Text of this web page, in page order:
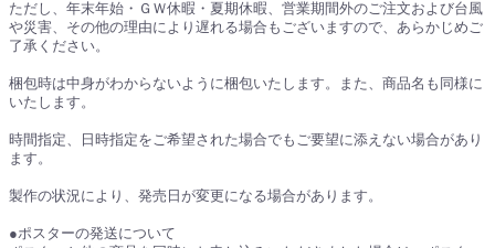
ただし、年末年始・ＧＷ休暇・夏期休暇、営業期間外のご注文および台風
や災害、その他の理由により遅れる場合もございますので、あらかじめご
了承ください。
梱包時は中身がわからないように梱包いたします。また、商品名も同様に
いたします。
時間指定、日時指定をご希望された場合でもご要望に添えない場合があり
ます。
製作の状況により、発売日が変更になる場合があります。
●ポスターの発送について